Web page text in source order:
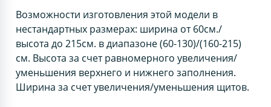
Возможности изготовления этой модели в
нестандартных размерах: ширина от 60см./
высота до 215см. в диапазоне (60-130)/(160-215)
см. Высота за счет равномерного увеличения/
уменьшения верхнего и нижнего заполнения.
Ширина за счет увеличения/уменьшения щитов.